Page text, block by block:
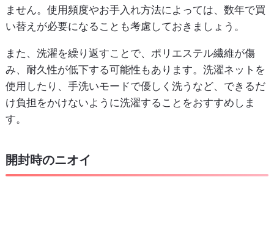
ません。使用頻度やお手入れ方法によっては、数年で買
い替えが必要になることも考慮しておきましょう。
また、洗濯を繰り返すことで、ポリエステル繊維が傷
み、耐久性が低下する可能性もあります。洗濯ネットを
使用したり、手洗いモードで優しく洗うなど、できるだ
け負担をかけないように洗濯することをおすすめしま
す。
開封時のニオイ